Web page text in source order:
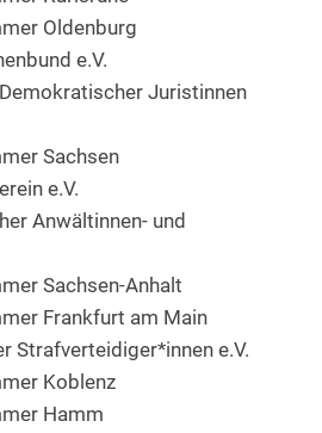
Oldenburg
e.V.
Juristinnen
Sachsen
e.V.
Anwältinnen- und
Sachsen-Anhalt
Frankfurt am Main
Strafverteidiger*innen e.V.
Koblenz
Hamm